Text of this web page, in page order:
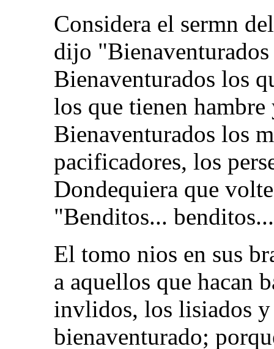
Considera el sermn
dijo
Bienaventurados los
los que tienen
Bienaventurados los
pacificadores, los
Dondequiera que
"Benditos...
El tomo nios en sus
a aquellos que hacan
invlidos, los lisiados
bienaventurado;